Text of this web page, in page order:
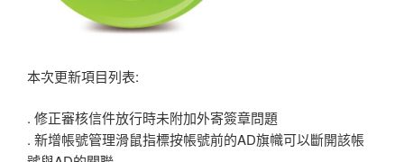
本次更新項目列表:
. 修正審核信件放行時未附加外寄簽章問題
. 新增帳號管理滑鼠指標按帳號前的AD旗幟可以斷開該帳